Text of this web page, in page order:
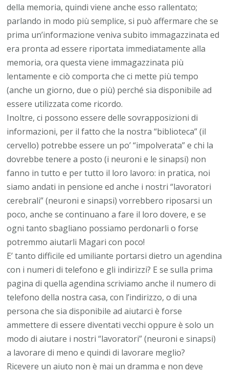
della memoria, quindi viene anche esso rallentato;
parlando in modo più semplice, si può affermare che se
prima un’informazione veniva subito immagazzinata ed
era pronta ad essere riportata immediatamente alla
memoria, ora questa viene immagazzinata più
lentamente e ciò comporta che ci mette più tempo
(anche un giorno, due o più) perché sia disponibile ad
essere utilizzata come ricordo.
Inoltre, ci possono essere delle sovrapposizioni di
informazioni, per il fatto che la nostra “biblioteca” (il
cervello) potrebbe essere un po’ “impolverata” e chi la
dovrebbe tenere a posto (i neuroni e le sinapsi) non
fanno in tutto e per tutto il loro lavoro: in pratica, noi
siamo andati in pensione ed anche i nostri “lavoratori
cerebrali” (neuroni e sinapsi) vorrebbero riposarsi un
poco, anche se continuano a fare il loro dovere, e se
ogni tanto sbagliano possiamo perdonarli o forse
potremmo aiutarli Magari con poco!
E’ tanto difficile ed umiliante portarsi dietro un agendina
con i numeri di telefono e gli indirizzi? E se sulla prima
pagina di quella agendina scriviamo anche il numero di
telefono della nostra casa, con l’indirizzo, o di una
persona che sia disponibile ad aiutarci è forse
ammettere di essere diventati vecchi oppure è solo un
modo di aiutare i nostri “lavoratori” (neuroni e sinapsi)
a lavorare di meno e quindi di lavorare meglio?
Ricevere un aiuto non è mai un dramma e non deve